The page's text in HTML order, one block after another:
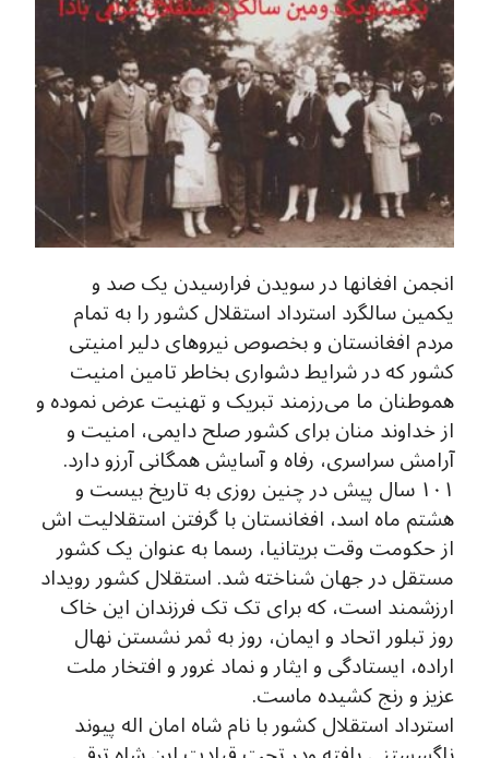
انجمن افغانها در سویدن فرارسیدن یک صد و
یکمین سالگرد استرداد استقلال کشور را به تمام
مردم افغانستان و بخصوص نیروهای دلیر امنیتی
کشور که در شرایط دشواری بخاطر تامین امنیت
هموطنان ما می‌رزمند تبریک و تهنیت عرض نموده و
از خداوند منان برای کشور صلح دایمی، امنیت و
آرامش سراسری، رفاه و آسایش همگانی آرزو دارد.
۱۰۱ سال پیش در چنین روزی به تاریخ بیست و
هشتم ماه اسد، افغانستان با گرفتن استقلالیت اش
از حکومت وقت بریتانیا، رسما به عنوان یک کشور
مستقل در جهان شناخته شد. استقلال کشور رویداد
ارزشمند است، که برای تک تک فرزندان این خاک
روز تبلور اتحاد و ایمان، روز به ثمر نشستن نهال
اراده، ایستادگی و ایثار و نماد غرور و افتخار ملت
عزیز و رنج کشیده ماست.
استرداد استقلال کشور با نام شاه امان اله پیوند